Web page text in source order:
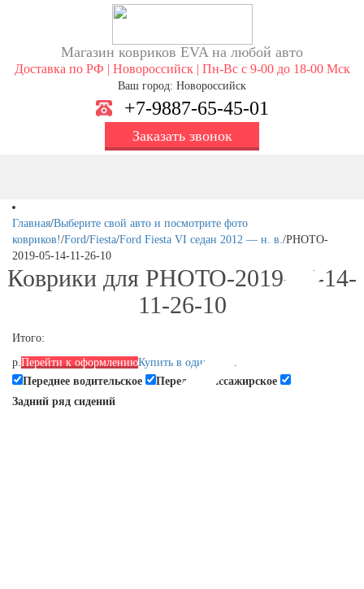
Магазин ковриков EVA ​на любой авто
Доставка по РФ | Новороссийск | Пн-Вс с 9-00 до 18-00 Мск
Ваш город: Новороссийск
+7-9887-65-45-01
Заказать звонок
Главная/Выберите свой авто и посмотрите фото
ковриков!/Ford/Fiesta/Ford Fiesta VI седан 2012 — н. в./PHOTO-
2019-05-14-11-26-10
Коврики для PHOTO-2019-05-14-
11-26-10
Итого:
р.Перейти к оформлениюКупить в один клик
Переднее водительское
Переднее пассажирское
Задний ряд сидений